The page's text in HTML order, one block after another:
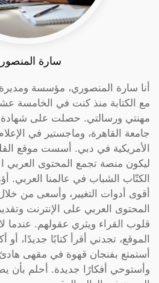
سارة
أنا سارة المنصوري، مؤسسة
مع الكتابة منذ كنت في الخامسة
مهنتي ورسالتي. حصلت على شهادة
جامعة القاهرة، وماجستير في
الأمريكية في دبي. أسست موقع
ليكون منصة تجمع المحتوى العربي
الكتّاب الشباب في عالمنا العربي.
أقوى أدوات التغيير، وأسعى من
المحتوى العربي على الإنترنت
قلوب القراء ويثري عقولهم. عندما
الموقع، تجدني أقرأ كتابًا جديدًا،
أستمتع بفنجان قهوة في مقهى هادئ
وأستوحي أفكارًا جديدة. أحلم بأن